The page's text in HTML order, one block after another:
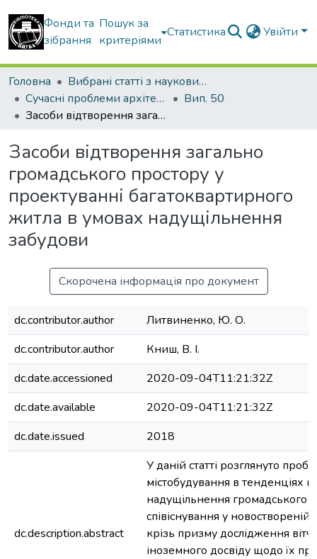
Фонди та
зібрання
Пошук за
критеріями
Статистика Увійти
Головна
Вибрані статті з наукових збірників КНУБА
Сучасні проблеми архітектури та містобудування
Вип. 50
Засоби відтворення загально громадського простору у проектуванні багатоквартирного житла в умовах надущільнення забудови
Засоби відтворення загально
громадського простору у
проектуванні багатоквартирного
житла в умовах надущільнення
забудови
Скорочена інформація про документ
dc.contributor.author
Литвиненко, Ю. О.
dc.contributor.author
Книш, В. І.
dc.date.accessioned
2020-09-04T11:21:32Z
dc.date.available
2020-09-04T11:21:32Z
dc.date.issued
2018
dc.description.abstract
У даній статті розглянуто
містобудування в тенденціях
надущільнення громадського
співіснування у новоствореній
крізь призму дослідження
іноземного досвіду щодо їх